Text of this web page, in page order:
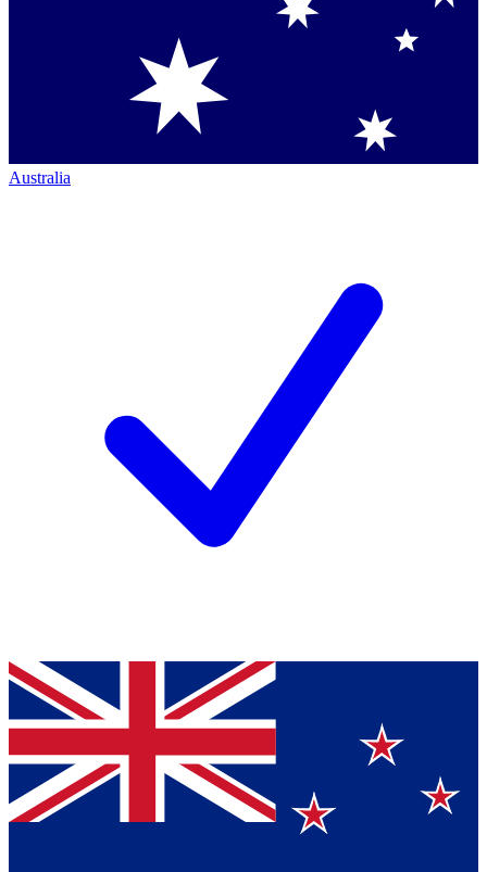
Australia